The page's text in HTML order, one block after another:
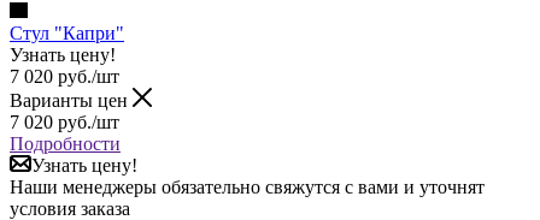
Стул "Капри"
Узнать цену!
7 020 руб./шт
Варианты цен
7 020 руб./шт
Подробности
Узнать цену!
Наши менеджеры обязательно свяжутся с вами и уточнят
условия заказа